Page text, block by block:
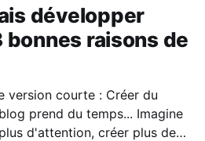
développer
bonnes raisons de
courte : Créer du
prend du temps... Imagine
d'attention, créer plus de